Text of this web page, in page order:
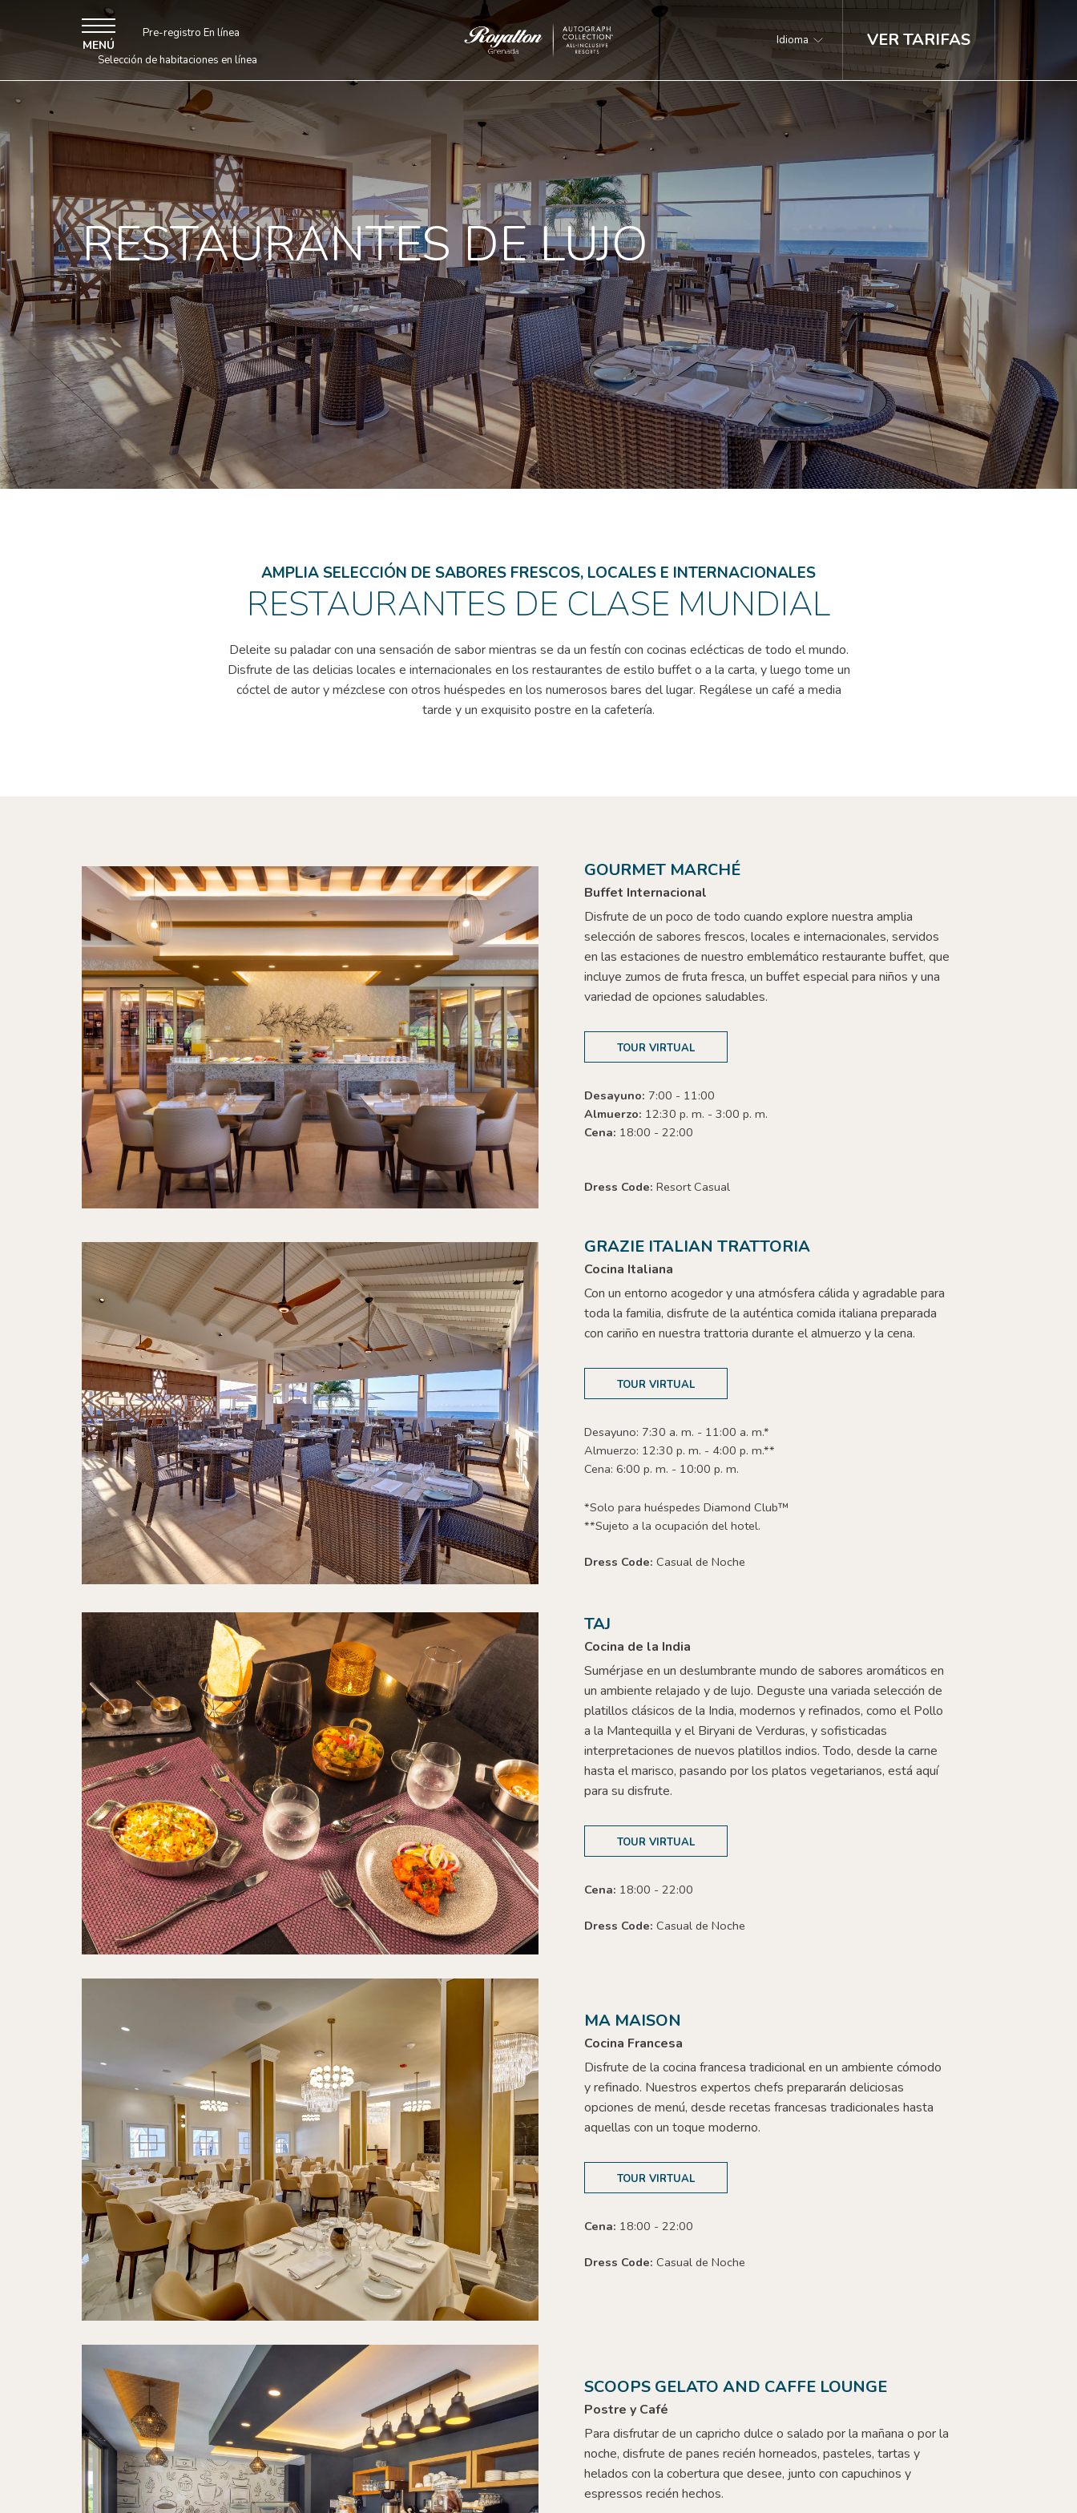
MENÚ
Pre-registro En línea
Selección de habitaciones en línea
Royalton
Grenada
Idioma VER TARIFAS
RESTAURANTES DE LUJO
AMPLIA SELECCIÓN DE SABORES FRESCOS, LOCALES E INTERNACIONALES
RESTAURANTES DE CLASE MUNDIAL
Deleite su paladar con una sensación de sabor mientras se da un festín con cocinas eclécticas de todo el mundo.
Disfrute de las delicias locales e internacionales en los restaurantes de estilo buffet o a la carta, y luego tome un
cóctel de autor y mézclese con otros huéspedes en los numerosos bares del lugar. Regálese un café a media
tarde y un exquisito postre en la cafetería.
GOURMET MARCHÉ
Buffet Internacional
Disfrute de un poco de todo cuando explore nuestra amplia
selección de sabores frescos, locales e internacionales, servidos
en las estaciones de nuestro emblemático restaurante buffet, que
incluye zumos de fruta fresca, un buffet especial para niños y una
variedad de opciones saludables.
TOUR VIRTUAL
Desayuno: 7:00 - 11:00
Almuerzo: 12:30 p. m. - 3:00 p. m.
Cena: 18:00 - 22:00
Dress Code: Resort Casual
GRAZIE ITALIAN TRATTORIA
Cocina Italiana
Con un entorno acogedor y una atmósfera cálida y agradable para
toda la familia, disfrute de la auténtica comida italiana preparada
con cariño en nuestra trattoria durante el almuerzo y la cena.
TOUR VIRTUAL
Desayuno: 7:30 a. m. - 11:00 a. m.*
Almuerzo: 12:30 p. m. - 4:00 p. m.**
Cena: 6:00 p. m. - 10:00 p. m.
*Solo para huéspedes Diamond Club™
**Sujeto a la ocupación del hotel.
Dress Code: Casual de Noche
TAJ
Cocina de la India
Sumérjase en un deslumbrante mundo de sabores aromáticos en
un ambiente relajado y de lujo. Deguste una variada selección de
platillos clásicos de la India, modernos y refinados, como el Pollo
a la Mantequilla y el Biryani de Verduras, y sofisticadas
interpretaciones de nuevos platillos indios. Todo, desde la carne
hasta el marisco, pasando por los platos vegetarianos, está aquí
para su disfrute.
TOUR VIRTUAL
Cena: 18:00 - 22:00
Dress Code: Casual de Noche
MA MAISON
Cocina Francesa
Disfrute de la cocina francesa tradicional en un ambiente cómodo
y refinado. Nuestros expertos chefs prepararán deliciosas
opciones de menú, desde recetas francesas tradicionales hasta
aquellas con un toque moderno.
TOUR VIRTUAL
Cena: 18:00 - 22:00
Dress Code: Casual de Noche
SCOOPS GELATO AND CAFFE LOUNGE
Postre y Café
Para disfrutar de un capricho dulce o salado por la mañana o por la
noche, disfrute de panes recién horneados, pasteles, tartas y
helados con la cobertura que desee, junto con capuchinos y
espressos recién hechos.